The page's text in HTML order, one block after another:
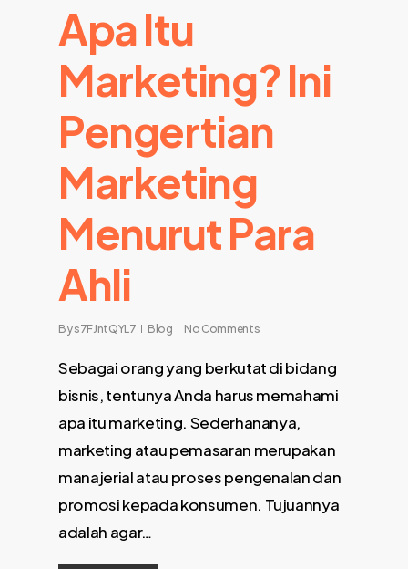
Apa Itu
Marketing? Ini
Pengertian
Marketing
Menurut Para
Ahli
Bys7FJntQYL7 Blog No Comments
Sebagai orang yang berkutat di bidang
bisnis, tentunya Anda harus memahami
apa itu marketing. Sederhananya,
marketing atau pemasaran merupakan
manajerial atau proses pengenalan dan
promosi kepada konsumen. Tujuannya
adalah agar…